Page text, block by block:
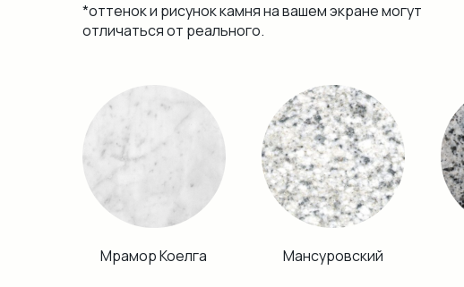
Мансуровский
Мрамор Коелга
*оттенок и рисунок камня на вашем экране могут
отличаться от реального.